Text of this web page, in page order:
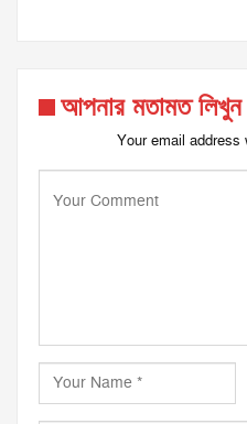
আপনার মতামত
Your email address